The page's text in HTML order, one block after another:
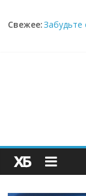
Свежее:
которое
Небо
Секрет